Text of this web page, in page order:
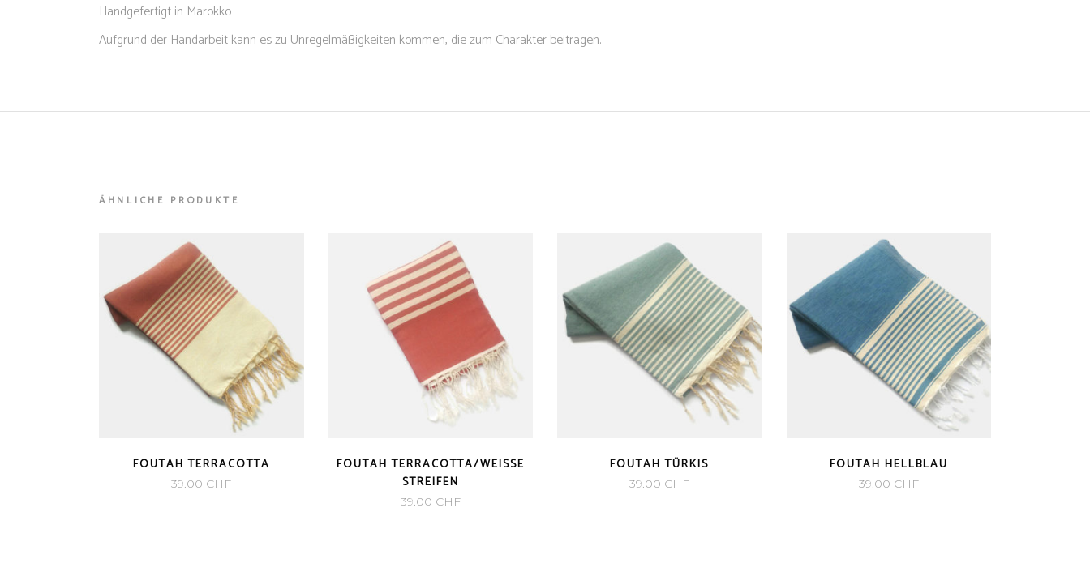
Handgefertigt in Marokko
Aufgrund der Handarbeit kann es zu Unregelmäßigkeiten kommen, die zum Charakter beitragen.
ÄHNLICHE PRODUKTE
FOUTAH TERRACOTTA
39.00 CHF
FOUTAH TERRACOTTA/WEISSE
STREIFEN
39.00 CHF
FOUTAH TÜRKIS
39.00 CHF
FOUTAH HELLBLAU
39.00 CHF